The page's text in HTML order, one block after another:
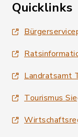
Quicklinks
Landratsamt
Tourismus